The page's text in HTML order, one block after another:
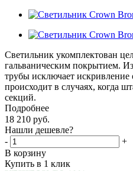
Светильник укомплектован
гальваническим покрытием.
трубы исключает искривление
происходит в случаях, когда
секций.
Подробнее
18 210 руб.
Нашли дешевле?
-
+
В корзину
Купить в 1 клик